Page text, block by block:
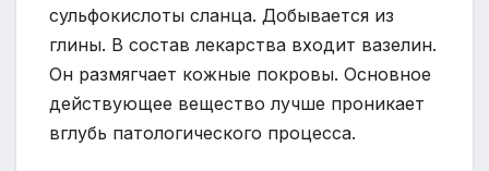
сульфокислоты сланца. Добывается из
глины. В состав лекарства входит вазелин.
Он размягчает кожные покровы. Основное
действующее вещество лучше проникает
вглубь патологического процесса.